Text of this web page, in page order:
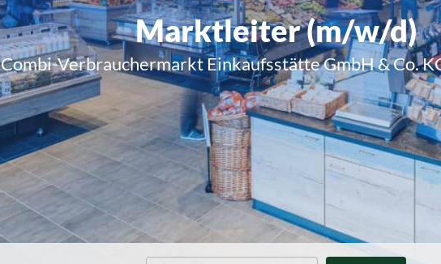
Marktleiter (m/w/d)
Combi-Verbrauchermarkt Einkaufsstätte GmbH & Co.